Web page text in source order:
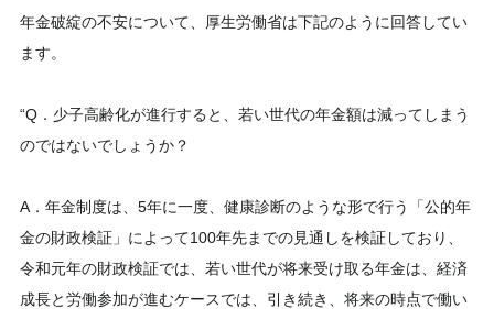
年金破綻の不安について、厚生労働省は下記のように回答してい
ます。
“Q．少子高齢化が進行すると、若い世代の年金額は減ってしまう
のではないでしょうか？
A．年金制度は、5年に一度、健康診断のような形で行う「公的年
金の財政検証」によって100年先までの見通しを検証しており、
令和元年の財政検証では、若い世代が将来受け取る年金は、経済
成長と労働参加が進むケースでは、引き続き、将来の時点で働い